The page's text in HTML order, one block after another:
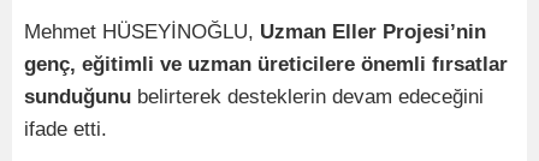
Mehmet HÜSEYİNOĞLU, Uzman Eller Projesi’nin
genç, eğitimli ve uzman üreticilere önemli fırsatlar
sunduğunu belirterek desteklerin devam edeceğini
ifade etti.